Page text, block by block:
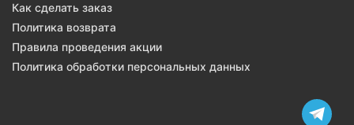
Как сделать заказ
Политика возврата
Правила проведения акции
Политика обработки персональных данных